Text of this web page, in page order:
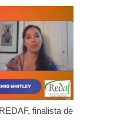
finalista de